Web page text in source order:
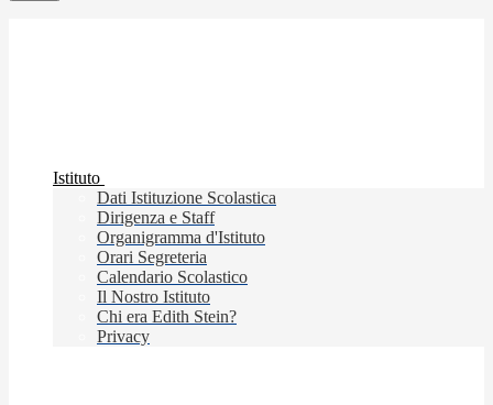
Istituto
Dati Istituzione Scolastica
Dirigenza e Staff
Organigramma d'Istituto
Orari Segreteria
Calendario Scolastico
Il Nostro Istituto
Chi era Edith Stein?
Privacy